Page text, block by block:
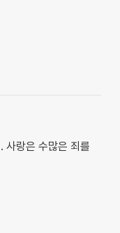
사랑은 수많은 죄를